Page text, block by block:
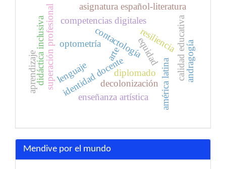
contactología
diplomado
optometría
superación profesional
didáctica inclusiva américa latina
equidad
resilienciacalidad educativa
identidad docente
asignatura español-literatura
competencias digitales
lenguaje
arte
enseñanza artística
decolonización
andragogía
aprendizaje
Mendive por el mundo